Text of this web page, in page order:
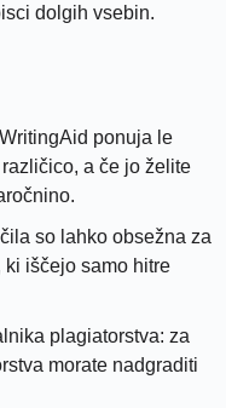
dolgih vsebin.
ponuja le
a če jo želite
so lahko obsežna za
iščejo samo hitre
plagiatorstva: za
morate nadgraditi